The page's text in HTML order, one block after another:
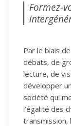
Formez-
Par le biais
débats, de
lecture, de
développer
société qui
l’égalité des
transmission,